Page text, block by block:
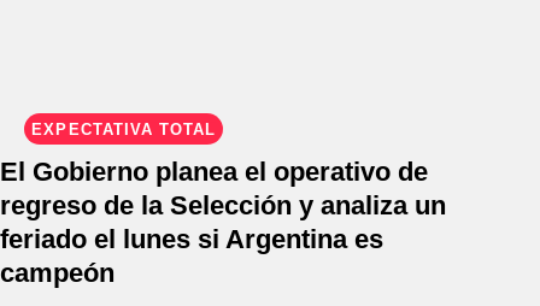
EXPECTATIVA TOTAL
El Gobierno planea el operativo de
regreso de la Selección y analiza un
feriado el lunes si Argentina es
campeón